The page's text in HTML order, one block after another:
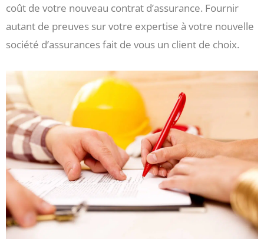
coût de votre nouveau contrat d’assurance. Fournir
autant de preuves sur votre expertise à votre nouvelle
société d’assurances fait de vous un client de choix.